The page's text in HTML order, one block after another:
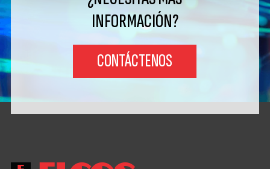
INFORMACIÓN?
CONTÁCTENOS